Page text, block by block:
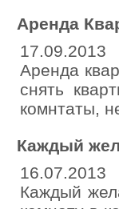
Аренда
17.09.2013
Аренда
снять
комнтаты,
Каждый
16.07.2013
Каждый